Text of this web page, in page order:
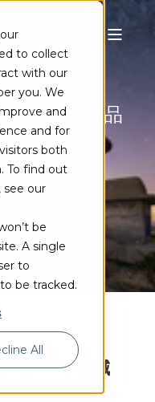
to collect
with our
you. We
and
and for
both
To find out
see our
be
A single
to
be tracked.
All
ための高品
HDR変換
コストを削減